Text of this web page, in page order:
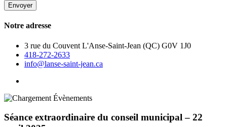
Notre adresse
3 rue du Couvent L'Anse-Saint-Jean (QC) G0V 1J0
418-272-2633
info@lanse-saint-jean.ca
Séance extraordinaire du conseil municipal – 22